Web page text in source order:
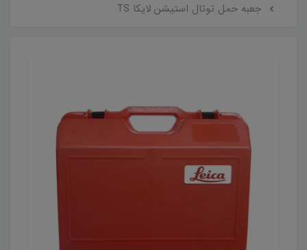
جعبه حمل توتال استیشن لایکا TS